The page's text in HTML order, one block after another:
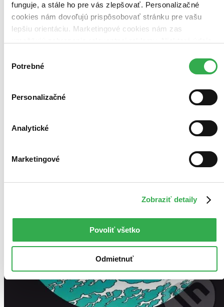
funguje, a stále ho pre vás zlepšovať. Personalizačné
cookies nám dovoľujú prispôsobovať stránku pre vašu
lepšiu orientáciu. Marketingové cookies nám zas
keby sme mohli používať všetky tieto cookies. Ďakujeme!
súhlasu
Potrebné
Personalizačné
Analytické
Marketingové
Zobraziť detaily
Povoliť všetko
Odmietnuť
Vložiť do košíka